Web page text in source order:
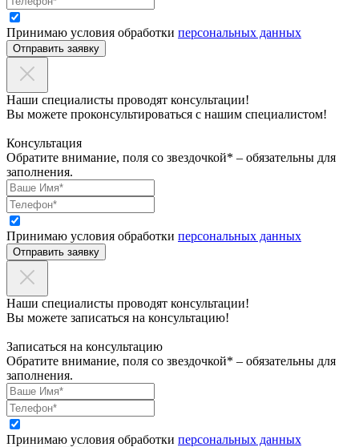
Принимаю условия обработки персональных данных
Отправить заявку
Наши специалисты проводят консультации!
Вы можете проконсультироваться с нашим специалистом!
Консультация
Обратите внимание, поля со звездочкой* – обязательны для
заполнения.
Принимаю условия обработки персональных данных
Отправить заявку
Наши специалисты проводят консультации!
Вы можете записаться на консультацию!
Записаться на консультацию
Обратите внимание, поля со звездочкой* – обязательны для
заполнения.
Принимаю условия обработки персональных данных